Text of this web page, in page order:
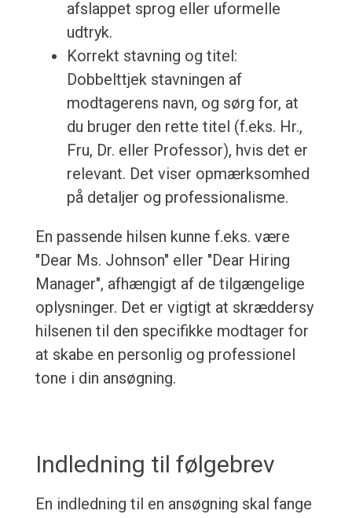
afslappet sprog eller uformelle
udtryk.
Korrekt stavning og titel:
Dobbelttjek stavningen af
modtagerens navn, og sørg for, at
du bruger den rette titel (f.eks. Hr.,
Fru, Dr. eller Professor), hvis det er
relevant. Det viser opmærksomhed
på detaljer og professionalisme.
En passende hilsen kunne f.eks. være
"Dear Ms. Johnson" eller "Dear Hiring
Manager", afhængigt af de tilgængelige
oplysninger. Det er vigtigt at skræddersy
hilsenen til den specifikke modtager for
at skabe en personlig og professionel
tone i din ansøgning.
Indledning til følgebrev
En indledning til en ansøgning skal fange